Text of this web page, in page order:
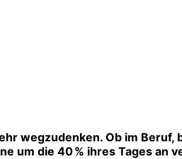
wegzudenken. Ob im Beruf,
um die 40 % ihres Tages an